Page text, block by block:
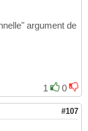
argument de
1
0
#107